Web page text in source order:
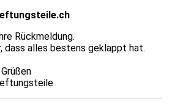
Rückmeldung.
dass alles bestens geklappt hat.